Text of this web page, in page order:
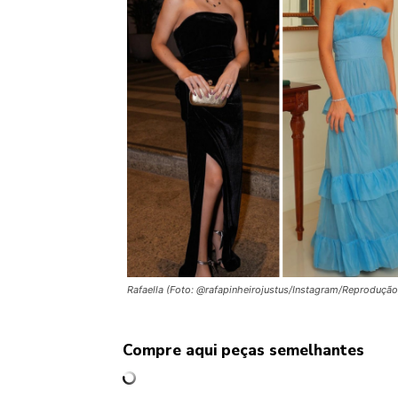
Rafaella (Foto: @rafapinheirojustus/Instagram/
Compre aqui peças semelhantes